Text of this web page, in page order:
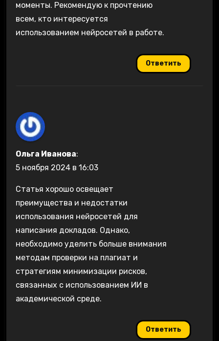
моменты. Рекомендую к прочтению
всем, кто интересуется
использованием нейросетей в работе.
Ответить
Ольга Иванова:
5 ноября 2024 в 16:03
Статья хорошо освещает
преимущества и недостатки
использования нейросетей для
написания докладов. Однако,
необходимо уделить больше внимания
методам проверки на плагиат и
стратегиям минимизации рисков,
связанных с использованием ИИ в
академической среде.
Ответить